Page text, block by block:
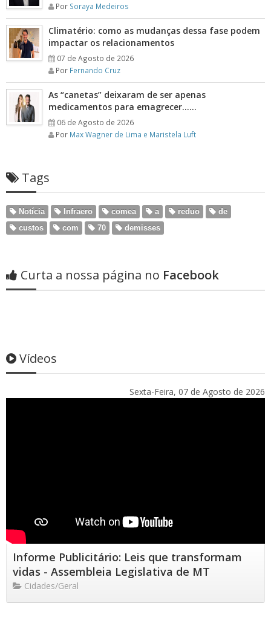
Por Soraya Medeiros
Climatério: como as mudanças dessa fase podem
impactar os relacionamentos
07 de Agosto de 2026
Por Fernando Cruz
As “canetas” deixaram de ser apenas
medicamentos para emagrecer……
06 de Agosto de 2026
Por Max Wagner de Lima e Maristela Luft
Tags
Notícia Infraero comea a reduo
de
custos
com 70 demisses
Curta a nossa página no Facebook
Vídeos
Sexta-Feira, 07 de Agosto de 2026
Informe Publicitário: Leis que transformam
vidas - Assembleia Legislativa de MT
Cidades/Geral